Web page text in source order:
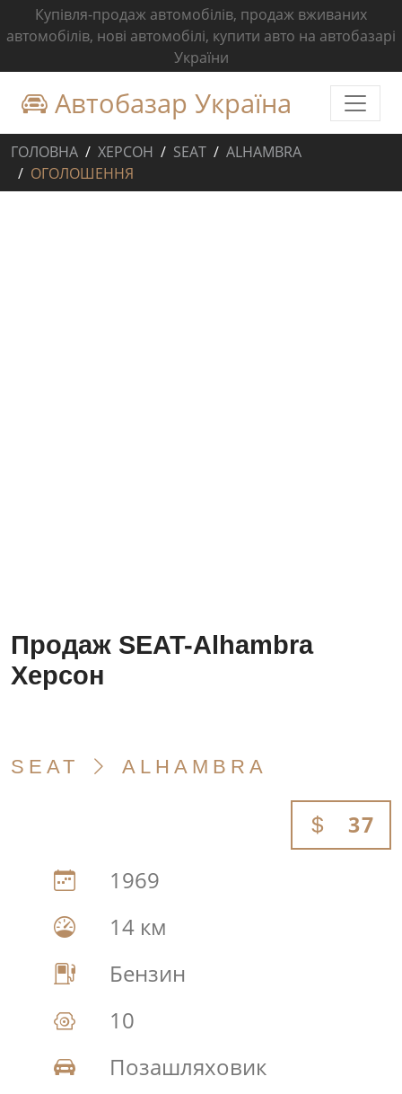
Купівля-продаж автомобілів, продаж вживаних
автомобілів, нові автомобілі, купити авто на автобазарі
України
Автобазар Україна
ГОЛОВНА ХЕРСОН SEAT
ALHAMBRA
ОГОЛОШЕННЯ
Продаж SEAT-Alhambra
Херсон
SEAT ALHAMBRA
37
1969
14 км
Бензин
10
Позашляховик